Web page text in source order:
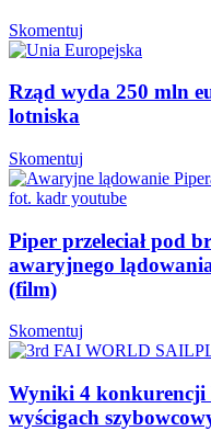
Skomentuj
Rząd wyda 250 mln
lotniska
Skomentuj
Piper przeleciał pod
awaryjnego
(film)
Skomentuj
Wyniki 4 konkurencji
wyścigach